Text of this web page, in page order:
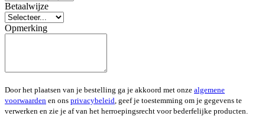
Betaalwijze
Opmerking
Door het plaatsen van je bestelling ga je akkoord met onze algemene
voorwaarden en ons privacybeleid , geef je toestemming om je gegevens te
verwerken en zie je af van het herroepingsrecht voor bederfelijke producten.